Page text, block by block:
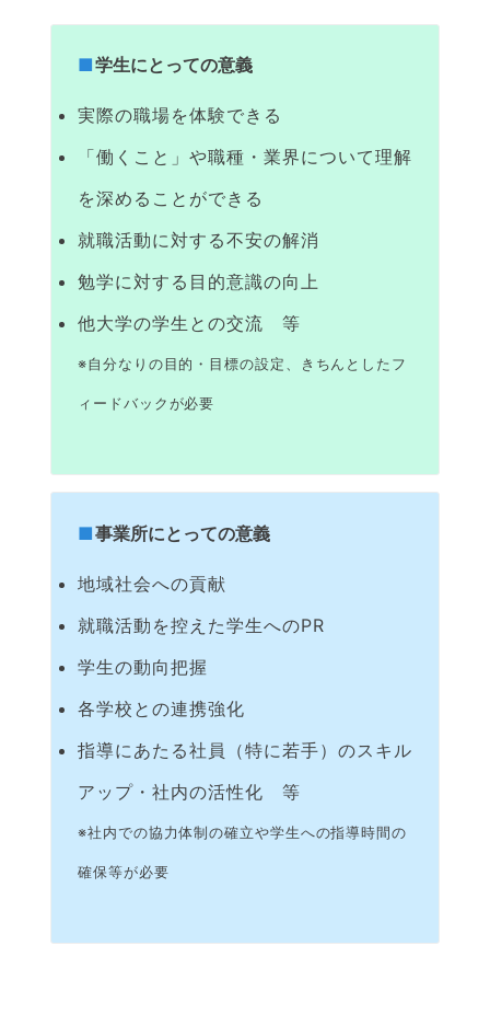
学生にとっての意義
実際の職場を体験できる
「働くこと」や職種・業界について理解
を深めることができる
就職活動に対する不安の解消
勉学に対する目的意識の向上
他大学の学生との交流 等
※自分なりの目的・目標の設定、きちんとしたフ
ィードバックが必要
事業所にとっての意義
地域社会への貢献
就職活動を控えた学生へのPR
学生の動向把握
各学校との連携強化
指導にあたる社員（特に若手）のスキル
アップ・社内の活性化 等
※社内での協力体制の確立や学生への指導時間の
確保等が必要